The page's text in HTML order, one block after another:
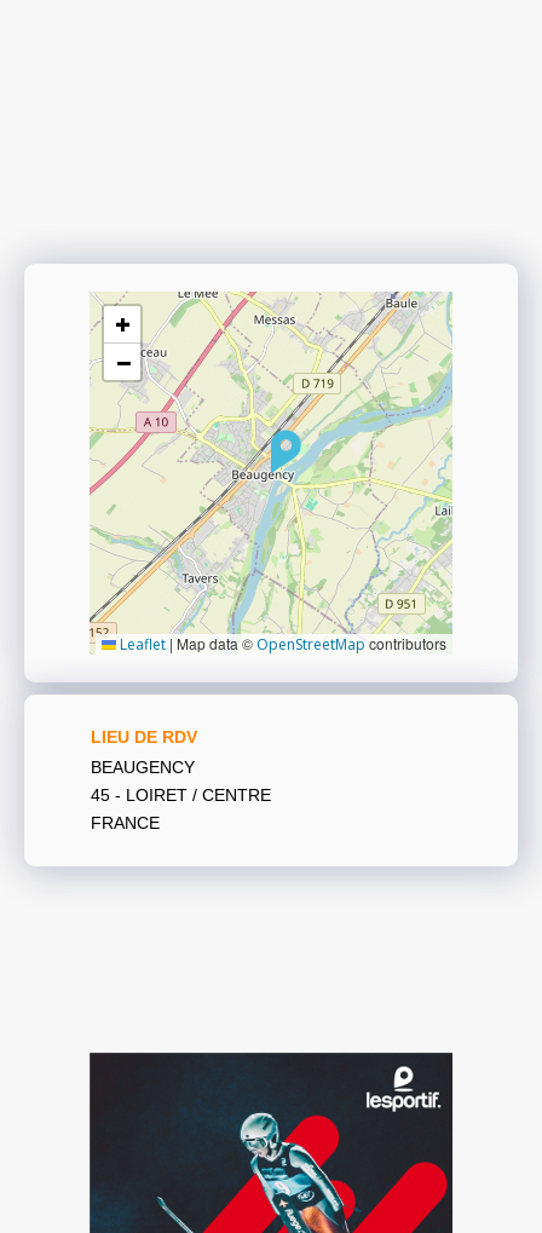
+
−
Leaflet | Map data © OpenStreetMap contributors
LIEU DE RDV
BEAUGENCY
45 - LOIRET / CENTRE
FRANCE